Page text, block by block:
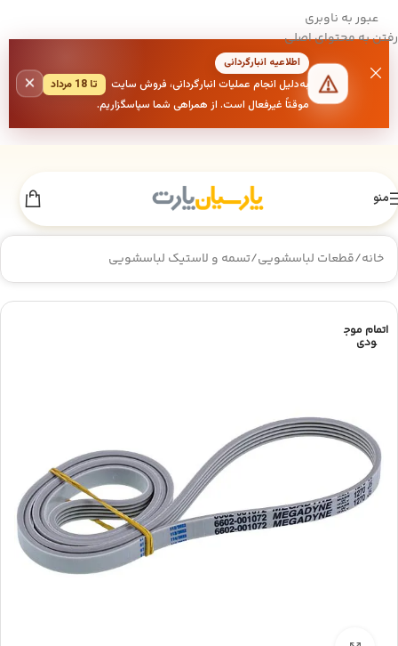
عبور به ناوبری
رفتن به محتوای اصلی
اطلاعیه انبارگردانی
به‌دلیل انجام عملیات انبارگردانی، فروش سایت
تا 18 مرداد
موقتاً غیرفعال است. از همراهی شما سپاسگزاریم.
×
منو
خانه/قطعات لباسشویی/تسمه و لاستیک لباسشویی
اتمام موج
ودی